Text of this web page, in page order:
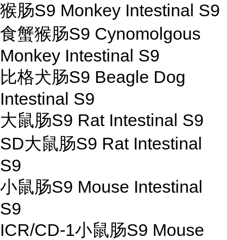
猴肠S9 Monkey Intestinal S9
食蟹猴肠S9 Cynomolgous
Monkey Intestinal S9
比格犬肠S9 Beagle Dog
Intestinal S9
大鼠肠S9 Rat Intestinal S9
SD大鼠肠S9 Rat Intestinal
S9
小鼠肠S9 Mouse Intestinal
S9
ICR/CD-1小鼠肠S9 Mouse